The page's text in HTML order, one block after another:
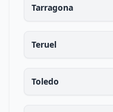
Tarragona
Teruel
Toledo